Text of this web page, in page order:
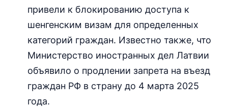
привели к блокированию доступа к
шенгенским визам для определенных
категорий граждан. Известно также, что
Министерство иностранных дел Латвии
объявило о продлении запрета на въезд
граждан РФ в страну до 4 марта 2025
года.